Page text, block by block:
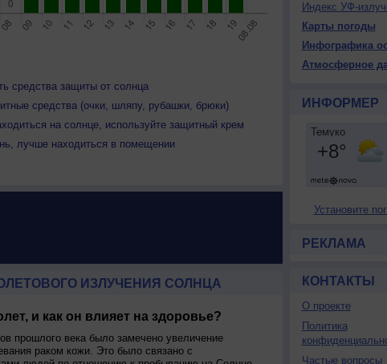
средства защиты от солнца
средства (очки, шляпу, рубашки, брюки)
на солнце, используйте защитный крем
лучше находиться в помещении
ИЗЛУЧЕНИЯ СОЛНЦА
и как он влияет на здоровье?
прошлого века было замечено увеличение
раком кожи. Это было связано с
Индекс УФ-
Карты погоды
Инфографика
Атмосферное
ИНФОРМЕР
Установите
РЕКЛАМА
КОНТАКТЫ
О проекте
Политика
Частые вопросы